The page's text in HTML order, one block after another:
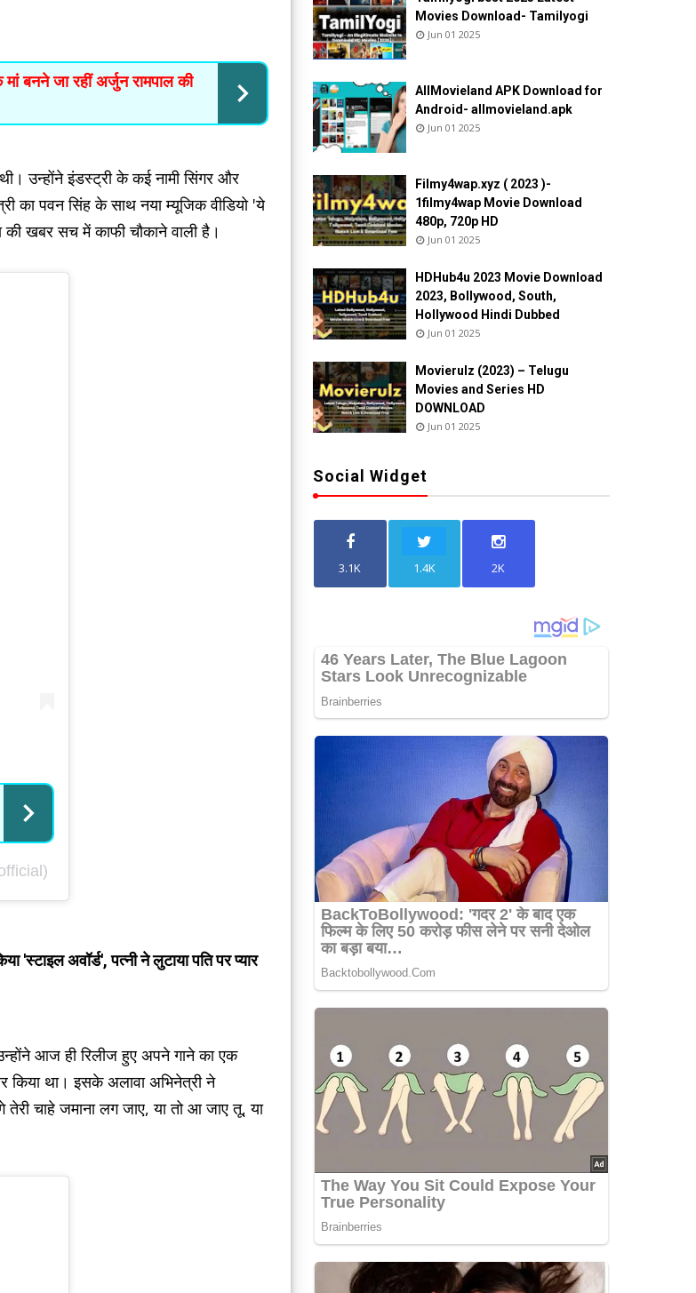
बनने जा रहीं अर्जुन रामपाल की
उन्होंने इंडस्ट्री के कई नामी सिंगर और
का पवन सिंह के साथ नया म्यूजिक वीडियो 'ये
खबर सच में काफी चौकाने वाली है।
अवॉर्ड', पत्नी ने लुटाया पति पर प्यार
आज ही रिलीज हुए अपने गाने का एक
किया था। इसके अलावा अभिनेत्री ने
चाहे जमाना लग जाए, या तो आ जाए तू, या
Movies Download- Tamilyogi
Jun 01 2025
AllMovieland APK Download for
Android- allmovieland.apk
Jun 01 2025
Filmy4wap.xyz ( 2023 )-
1filmy4wap Movie Download
480p, 720p HD
Jun 01 2025
HDHub4u 2023 Movie Download
2023, Bollywood, South,
Hollywood Hindi Dubbed
Jun 01 2025
Movierulz (2023) – Telugu
Movies and Series HD
DOWNLOAD
Jun 01 2025
Social Widget
3.1K 1.4K 2K